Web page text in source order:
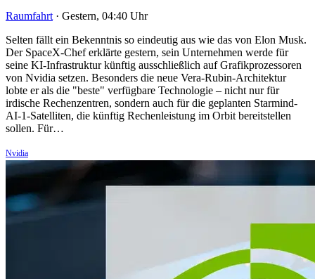
Raumfahrt · Gestern, 04:40 Uhr
Selten fällt ein Bekenntnis so eindeutig aus wie das von Elon Musk.
Der SpaceX-Chef erklärte gestern, sein Unternehmen werde für
seine KI-Infrastruktur künftig ausschließlich auf Grafikprozessoren
von Nvidia setzen. Besonders die neue Vera-Rubin-Architektur
lobte er als die "beste" verfügbare Technologie – nicht nur für
irdische Rechenzentren, sondern auch für die geplanten Starmind-
AI-1-Satelliten, die künftig Rechenleistung im Orbit bereitstellen
sollen. Für…
Nvidia